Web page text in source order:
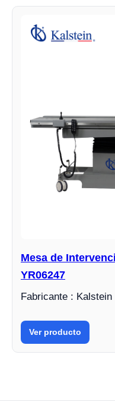
Mesa de
YR06247
Fabricante : Kalstein
Ver producto